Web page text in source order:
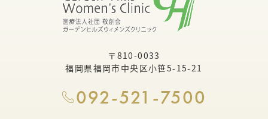
〒810-0033
福岡県福岡市中央区小笹5-15-21
092-521-7500